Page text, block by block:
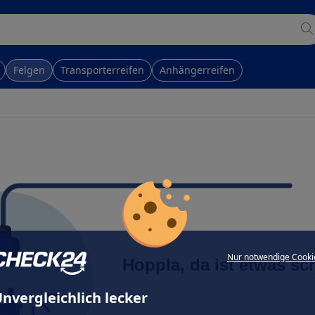
Nur notwendige
lecker
Felgen Transporterreifen Anhängerreifen
Hoppla, da ist etwas